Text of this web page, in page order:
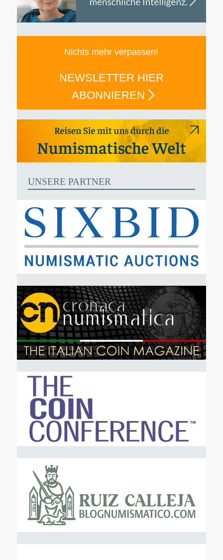
Nichts mehr verpassen!
NEWSLETTER HIER
ABONNIEREN
UNSERE PARTNER